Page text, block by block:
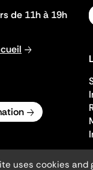
de 11h à 19h
uses cookies